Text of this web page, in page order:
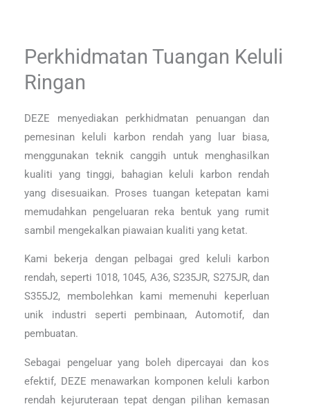
Perkhidmatan Tuangan Keluli
Ringan
DEZE menyediakan perkhidmatan penuangan dan
pemesinan keluli karbon rendah yang luar biasa,
menggunakan teknik canggih untuk menghasilkan
kualiti yang tinggi, bahagian keluli karbon rendah
yang disesuaikan. Proses tuangan ketepatan kami
memudahkan pengeluaran reka bentuk yang rumit
sambil mengekalkan piawaian kualiti yang ketat.
Kami bekerja dengan pelbagai gred keluli karbon
rendah, seperti 1018, 1045, A36, S235JR, S275JR, dan
S355J2, membolehkan kami memenuhi keperluan
unik industri seperti pembinaan, Automotif, dan
pembuatan.
Sebagai pengeluar yang boleh dipercayai dan kos
efektif, DEZE menawarkan komponen keluli karbon
rendah kejuruteraan tepat dengan pilihan kemasan